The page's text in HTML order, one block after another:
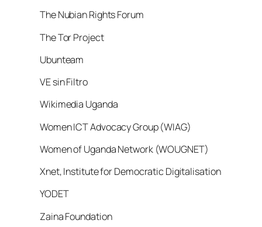
The Nubian Rights Forum
The Tor Project
Ubunteam
VE sin Filtro
Wikimedia Uganda
Women ICT Advocacy Group (WIAG)
Women of Uganda Network (WOUGNET)
Xnet, Institute for Democratic Digitalisation
YODET
Zaina Foundation